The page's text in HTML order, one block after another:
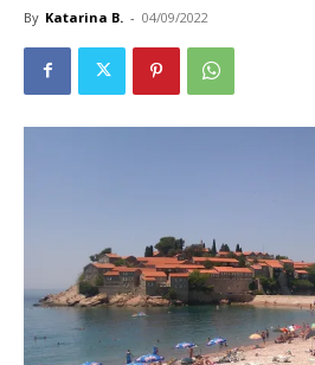
By Katarina B. - 04/09/2022